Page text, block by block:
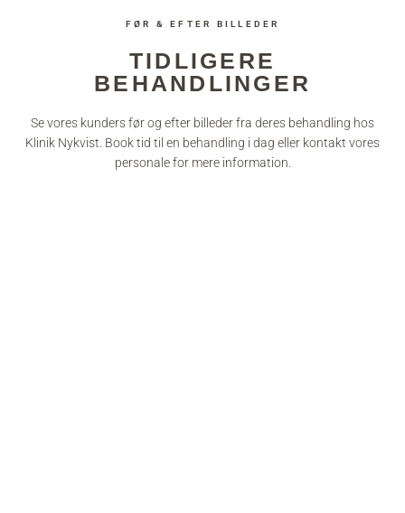
FØR & EFTER BILLEDER
TIDLIGERE
BEHANDLINGER
Se vores kunders før og efter billeder fra deres behandling hos
Klinik Nykvist. Book tid til en behandling i dag eller kontakt vores
personale for mere information.